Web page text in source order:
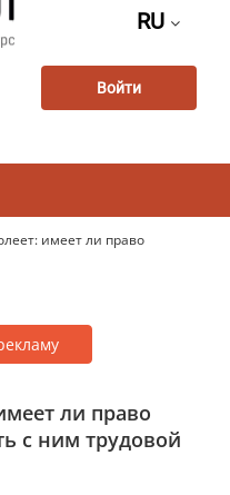
RU
Войти
имеет ли право
ли право
с ним трудовой